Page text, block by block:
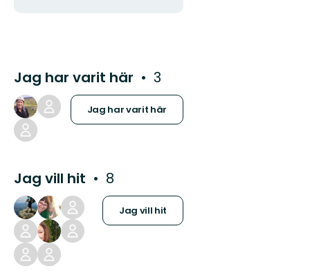
Jag har varit här 3
Jag har varit här
Jag vill hit 8
Jag vill hit